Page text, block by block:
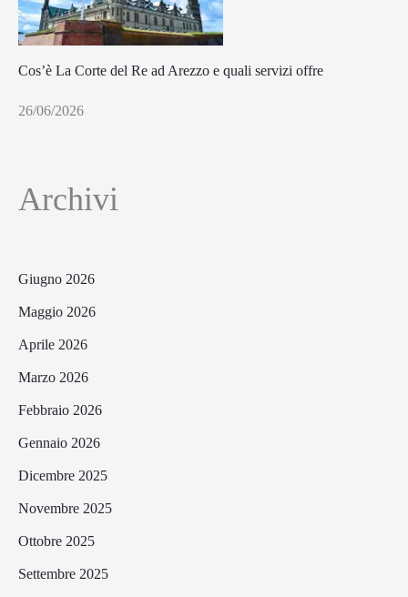
Cos’è La Corte del Re ad Arezzo e quali servizi offre
26/06/2026
Archivi
Giugno 2026
Maggio 2026
Aprile 2026
Marzo 2026
Febbraio 2026
Gennaio 2026
Dicembre 2025
Novembre 2025
Ottobre 2025
Settembre 2025